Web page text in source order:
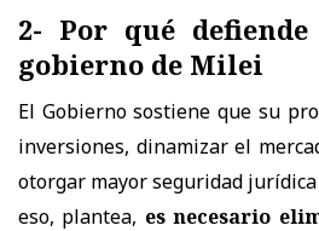
2- Por qué
gobierno de Milei
El Gobierno sostiene que su
inversiones, dinamizar el
otorgar mayor seguridad
eso, plantea, es necesario